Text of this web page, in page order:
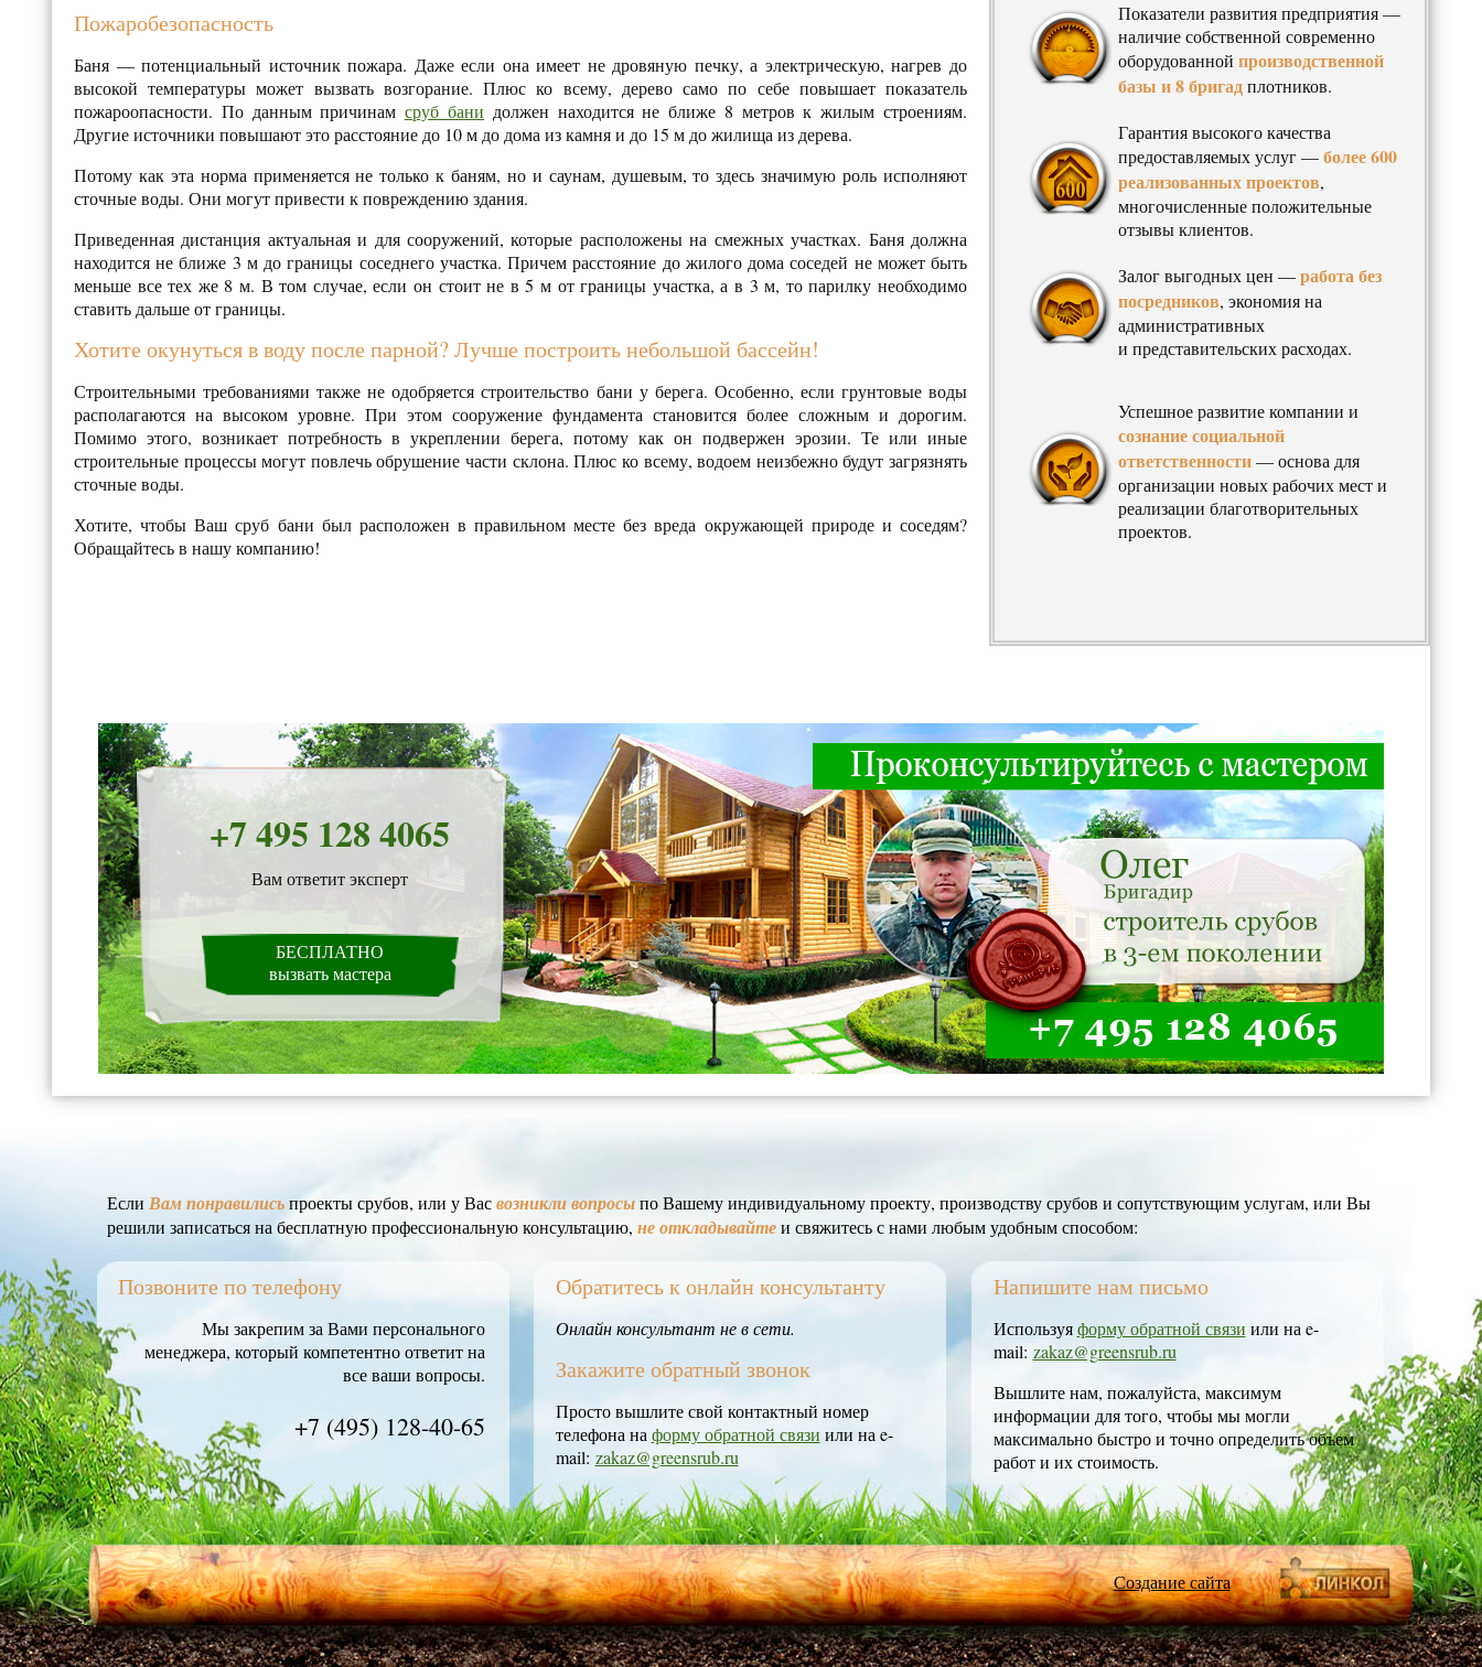
Пожаробезопасность
Баня — потенциальный источник пожара. Даже если она имеет не дровяную печку, а электрическую, нагрев до
высокой температуры может вызвать возгорание. Плюс ко всему, дерево само по себе повышает показатель
пожароопасности. По данным причинамсруб бани должен находится не ближе 8 метров к жилым строениям.
Другие источники повышают это расстояние до 10 м до дома из камня и до 15 м до жилища из дерева.
Потому как эта норма применяется не только к баням, но и саунам, душевым, то здесь значимую роль исполняют
сточные воды. Они могут привести к повреждению здания.
Приведенная дистанция актуальная и для сооружений, которые расположены на смежных участках. Баня должна
находится не ближе 3 м до границы соседнего участка. Причем расстояние до жилого дома соседей не может быть
меньше все тех же 8 м. В том случае, если он стоит не в 5 м от границы участка, а в 3 м, то парилку необходимо
ставить дальше от границы.
Хотите окунуться в воду после парной? Лучше построить небольшой бассейн!
Строительными требованиями также не одобряется строительство бани у берега. Особенно, если грунтовые воды
располагаются на высоком уровне. При этом сооружение фундамента становится более сложным и дорогим.
Помимо этого, возникает потребность в укреплении берега, потому как он подвержен эрозии. Те или иные
строительные процессы могут повлечь обрушение части склона. Плюс ко всему, водоем неизбежно будут загрязнять
сточные воды.
Хотите, чтобы Ваш сруб бани был расположен в правильном месте без вреда окружающей природе и соседям?
Обращайтесь в нашу компанию!
Показатели развития предприятия —
наличие собственной современно
оборудованной производственной
базы и 8 бригадплотников.
Гарантия высокого качества
предоставляемых услуг —более 600
реализованных проектов,
многочисленные положительные
отзывы клиентов.
Залог выгодных цен —работа без
посредников, экономия на
административных
и представительских расходах.
Успешное развитие компании и
сознание социальной
ответственности— основа для
организации новых рабочих мест и
реализации благотворительных
проектов.
+7 495 128 4065
Вам ответит эксперт
БЕСПЛАТНО
вызвать мастера
Позвоните по телефону
Мы закрепим за Вами персонального
менеджера, который компетентно ответит на
все ваши вопросы.
+7 (495) 128-40-65
Обратитесь к онлайн консультанту
Онлайн консультант не в сети.
Закажите обратный звонок
Просто вышлите свой контактный номер
телефона на форму обратной связи или на e-
mail: zakaz@greensrub.ru
Напишите нам письмо
Используяформу обратной связи или на e-
mail: zakaz@greensrub.ru
Вышлите нам, пожалуйста, максимум
информации для того, чтобы мы могли
максимально быстро и точно определить объем
работ и их стоимость.
Создание сайта
Если Вам понравилисьпроекты срубов, или у Васвозникли вопросыпо Вашему индивидуальному проекту, производству срубов и сопутствующим услугам, или Вы
решили записаться на бесплатную профессиональную консультацию, не откладывайтеи свяжитесь с нами любым удобным способом: